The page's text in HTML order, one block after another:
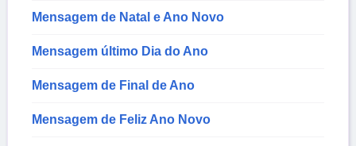
Mensagem de Natal e Ano Novo
Mensagem último Dia do Ano
Mensagem de Final de Ano
Mensagem de Feliz Ano Novo